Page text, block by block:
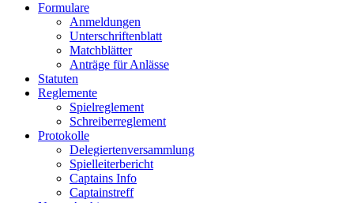
Formulare
Anmeldungen
Unterschriftenblatt
Matchblätter
Anträge für Anlässe
Statuten
Reglemente
Spielreglement
Schreiberreglement
Protokolle
Delegiertenversammlung
Spielleiterbericht
Captains Info
Captainstreff